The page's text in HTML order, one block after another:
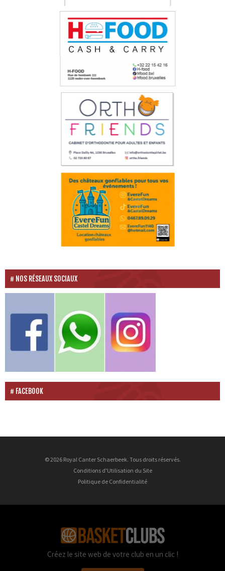
NOS RÉSEAUX SOCIAUX
FACEBOOK
© 2026 Royal Canter Schaerbeek. Tous droits réservés.
Conditions d'Utilisation du Site
Politique de Confidentialité
Créez le site web de votre club en un clic !